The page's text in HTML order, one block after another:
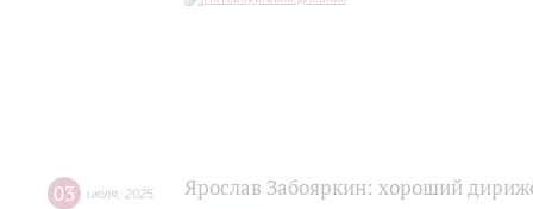
03 июля 2025 Ярослав Забояркин: хороший